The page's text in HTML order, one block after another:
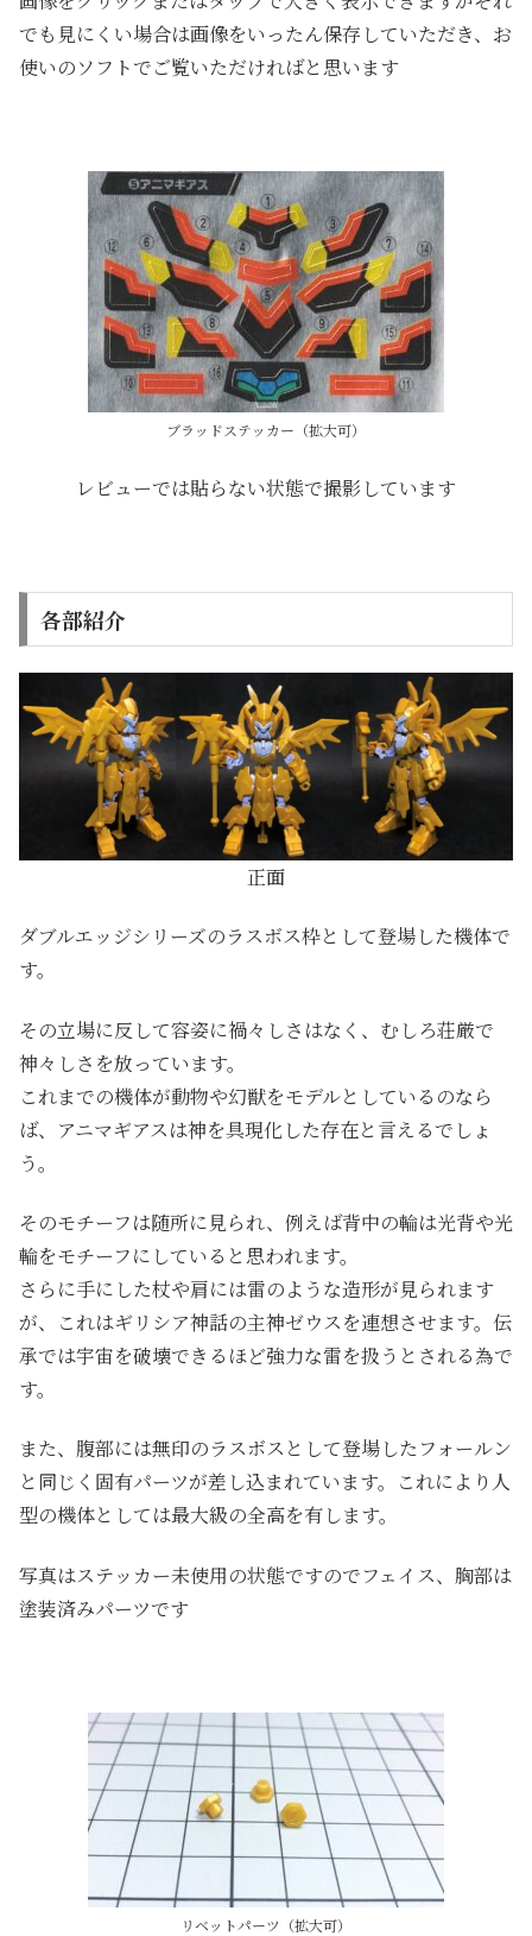
でも見にくい場合は画像をいったん保存していただき、お
使いのソフトでご覧いただければと思います
ブラッドステッカー（拡大可）
レビューでは貼らない状態で撮影しています
各部紹介
正面
ダブルエッジシリーズのラスボス枠として登場した機体で
す。
その立場に反して容姿に禍々しさはなく、むしろ荘厳で
神々しさを放っています。
これまでの機体が動物や幻獣をモデルとしているのなら
ば、アニマギアスは神を具現化した存在と言えるでしょ
う。
そのモチーフは随所に見られ、例えば背中の輪は光背や光
輪をモチーフにしていると思われます。
さらに手にした杖や肩には雷のような造形が見られます
が、これはギリシア神話の主神ゼウスを連想させます。伝
承では宇宙を破壊できるほど強力な雷を扱うとされる為で
す。
また、腹部には無印のラスボスとして登場したフォールン
と同じく固有パーツが差し込まれています。これにより人
型の機体としては最大級の全高を有します。
写真はステッカー未使用の状態ですのでフェイス、胸部は
塗装済みパーツです
リベットパーツ（拡大可）